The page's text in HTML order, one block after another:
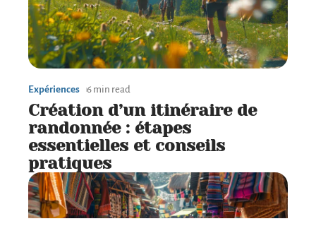
Expériences 6 min read
Création d’un itinéraire de
randonnée : étapes
essentielles et conseils
pratiques